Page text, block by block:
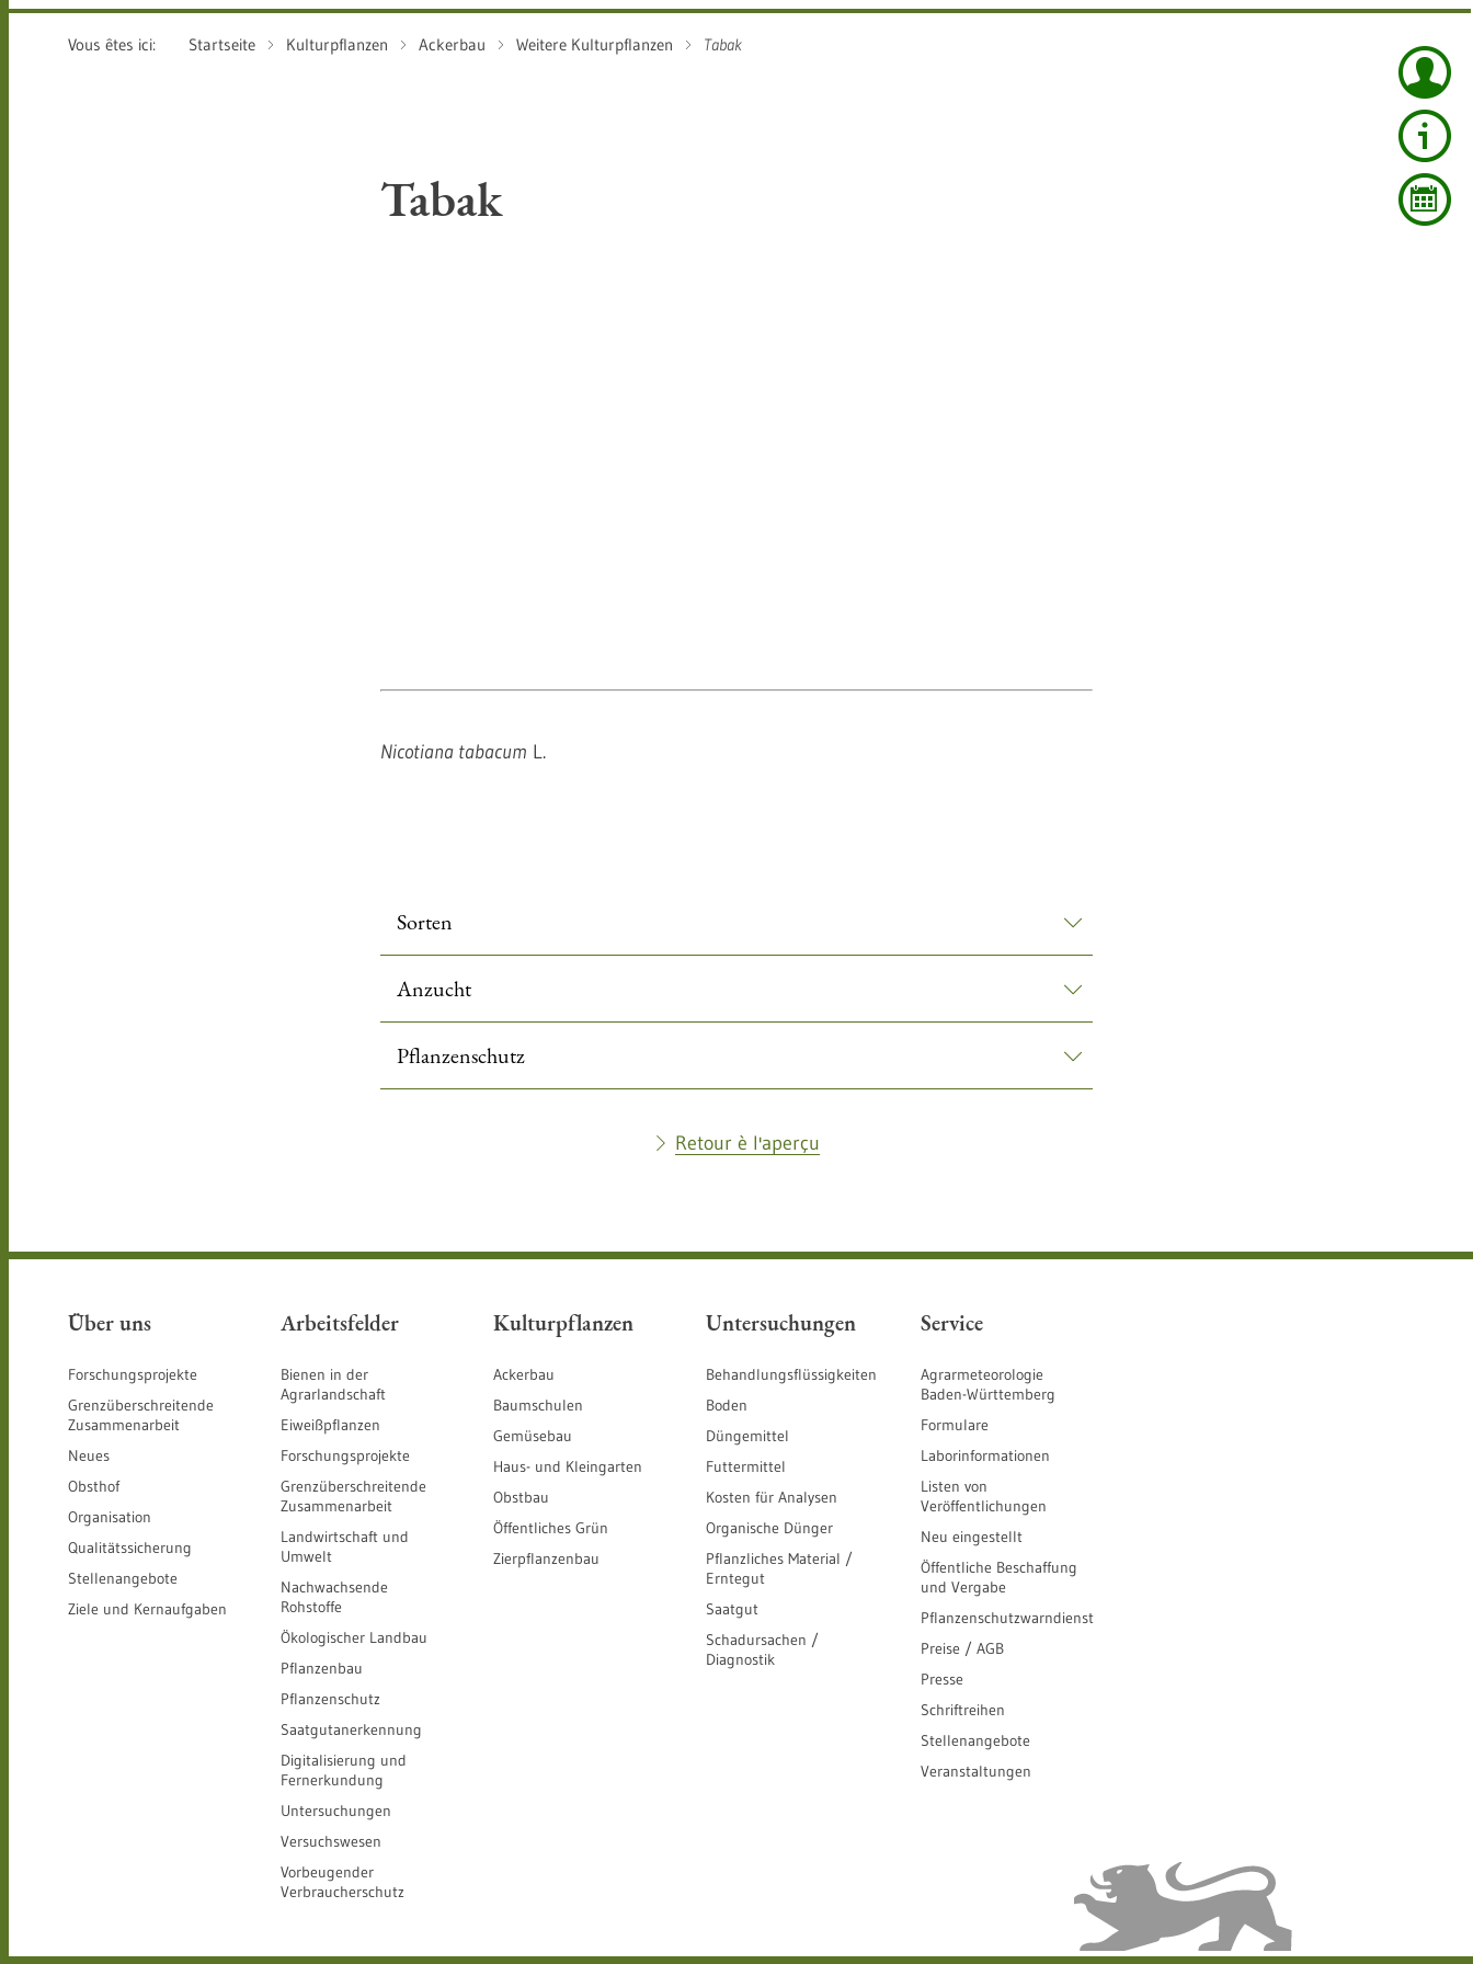
Vous êtes ici: Startseite Kulturpflanzen Ackerbau Weitere Kulturpflanzen Tabak
Tabak
Nicotiana tabacum L.
Sorten
Anzucht
Pflanzenschutz
Retour è l'aperçu
Über uns
Forschungsprojekte
Grenzüberschreitende
Zusammenarbeit
Neues
Obsthof
Organisation
Qualitätssicherung
Stellenangebote
Ziele und Kernaufgaben
Arbeitsfelder
Bienen in der
Agrarlandschaft
Eiweißpflanzen
Forschungsprojekte
Grenzüberschreitende
Zusammenarbeit
Landwirtschaft und
Umwelt
Nachwachsende
Rohstoffe
Ökologischer Landbau
Pflanzenbau
Pflanzenschutz
Saatgutanerkennung
Digitalisierung und
Fernerkundung
Untersuchungen
Versuchswesen
Vorbeugender
Verbraucherschutz
Kulturpflanzen
Ackerbau
Baumschulen
Gemüsebau
Haus- und Kleingarten
Obstbau
Öffentliches Grün
Zierpflanzenbau
Untersuchungen
Behandlungsflüssigkeiten
Boden
Düngemittel
Futtermittel
Kosten für Analysen
Organische Dünger
Pflanzliches Material /
Erntegut
Saatgut
Schadursachen /
Diagnostik
Service
Agrarmeteorologie
Baden-Württemberg
Formulare
Laborinformationen
Listen von
Veröffentlichungen
Neu eingestellt
Öffentliche Beschaffung
und Vergabe
Pflanzenschutzwarndienst
Preise / AGB
Presse
Schriftreihen
Stellenangebote
Veranstaltungen